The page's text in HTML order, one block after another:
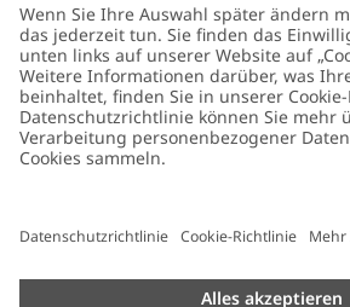
FAQ
Barrierefreiheit
Datenschutzrichtlinie
Cookie-Richtlinie
Größenratgeber
Über Newbie
Nachhaltigkeit
Impressum
Presse
Germany
Cookies